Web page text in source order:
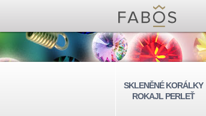
SKLENĚNÉ KORÁLKY
ROKAJL PERLEŤ